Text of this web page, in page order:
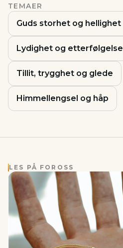
TEMAER
Guds storhet og hellighet
Lydighet og etterfølgelse
Tillit, trygghet og glede
Himmellengsel og håp
LES PÅ FOROSS